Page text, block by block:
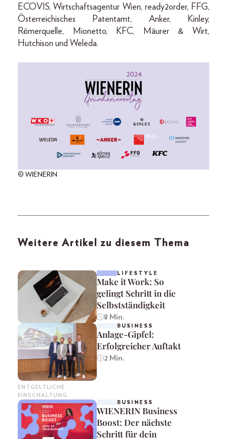
ECOVIS, Wirtschaftsagentur Wien, ready2order, FFG,
Österreichisches Patentamt, Anker, Kinley,
Römerquelle, Mionetto, KFC, Mäurer & Wirt,
Hutchison und Weleda.
© WIENERIN
Weitere Artikel zu diesem Thema
LIFESTYLE
Make it Work: So
gelingt Schritt in die
Selbstständigkeit
8 Min.
ENTGELTLICHE
EINSCHALTUNG
BUSINESS
Anlage-Gipfel:
Erfolgreicher Auftakt
2 Min.
BUSINESS
WIENERIN Business
Boost: Der nächste
Schritt für dein